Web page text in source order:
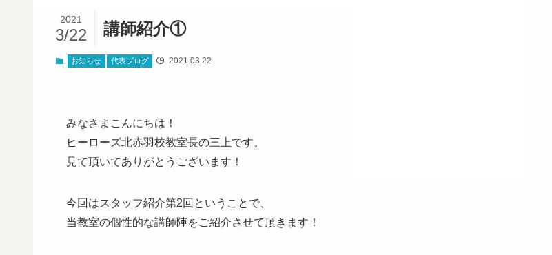
講師紹介①
2021
3/22
お知らせ 代表ブログ 2021.03.22
みなさまこんにちは！
ヒーローズ北赤羽校教室長の三上です。
見て頂いてありがとうございます！
今回はスタッフ紹介第2回ということで、
当教室の個性的な講師陣をご紹介させて頂きます！